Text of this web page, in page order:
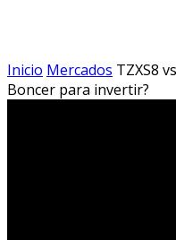
Inicio Mercados TZXS8
Boncer para invertir?